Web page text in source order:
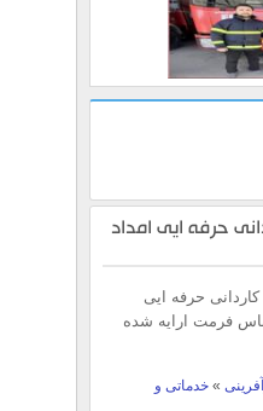
حرفه ایی امداد
کاردانی حرفه ایی
فرمت ارایه شده
» خدماتی و